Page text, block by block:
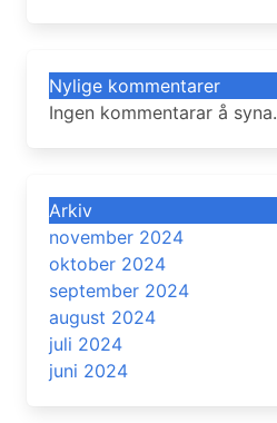
Nylige kommentarer
Ingen kommentarar å syna.
Arkiv
november 2024
oktober 2024
september 2024
august 2024
juli 2024
juni 2024